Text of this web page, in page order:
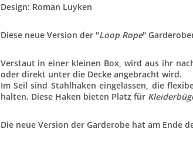
Design: Roman Luyken
Diese neue Version der "Loop Rope"
Verstaut in einer kleinen Box, wird aus ihr
oder direkt unter die Decke angebracht wird.
Im Seil sind Stahlhaken eingelassen, die
halten. Diese Haken bieten Platz für
Die neue Version der Garderobe hat am Ende